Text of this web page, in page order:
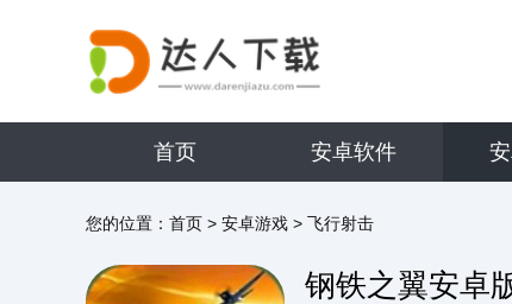
首页 安卓软件
您的位置： 首页 > 安卓游戏 > 飞行射击
钢铁之翼安卓